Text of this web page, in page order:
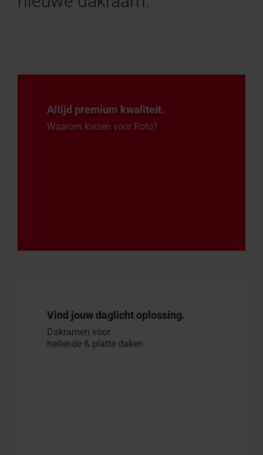
Altijd premium kwaliteit.
Waarom kiezen voor Roto?
Vind jouw daglicht oplossing.
Dakramen voor
hellende & platte daken